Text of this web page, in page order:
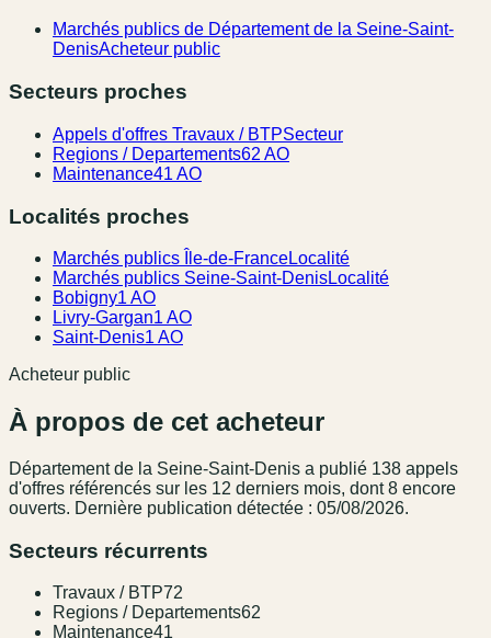
Marchés publics de Département de la Seine-Saint-
DenisAcheteur public
Secteurs proches
Appels d'offres Travaux / BTPSecteur
Regions / Departements62 AO
Maintenance41 AO
Localités proches
Marchés publics Île-de-FranceLocalité
Marchés publics Seine-Saint-DenisLocalité
Bobigny1 AO
Livry-Gargan1 AO
Saint-Denis1 AO
Acheteur public
À propos de cet acheteur
Département de la Seine-Saint-Denis a publié 138 appel s
d'offres référencés sur les 12 derniers mois, dont 8 encore
ouverts. Dernière publication détectée : 05/08/2026.
Secteurs récurrents
Travaux / BTP72
Regions / Departements62
Maintenance41